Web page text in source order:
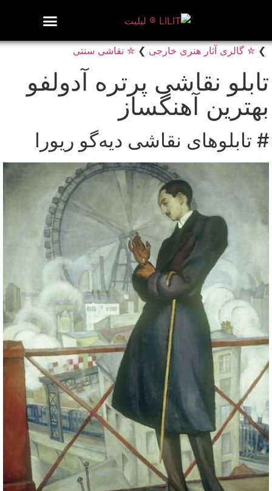
❯ ✮ گالری آثار هنری خارجی ❯ ✮ نقاشی سنتی
تابلو نقاشی پرتره آدولفو
بهترین آهنگساز
# تابلوهای نقاشی دیه‌گو ریورا